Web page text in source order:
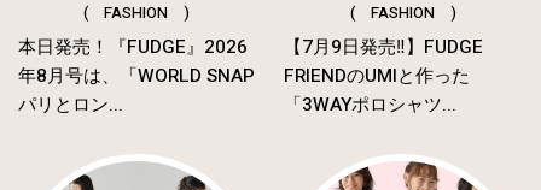
( FASHION )
本日発売！『FUDGE』2026
年8月号は、「WORLD SNAP
パリとロン...
( FASHION )
【7月9日発売‼︎】FUDGE
FRIENDのUMIと作った
「3WAYポロシャツ...